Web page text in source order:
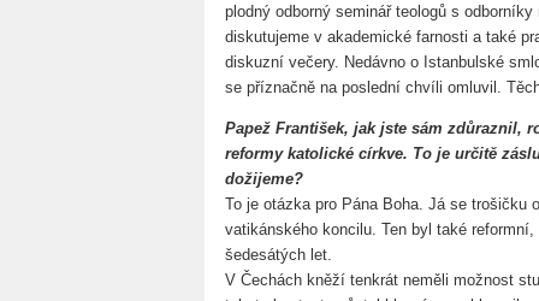
plodný odborný seminář teologů s
diskutujeme v akademické farnosti a také
diskuzní večery. Nedávno o Istanbulské
se příznačně na poslední chvíli omluvil.
Papež František, jak jste sám zdůraznil,
reformy katolické církve. To je určitě
dožijeme?
To je otázka pro Pána Boha. Já se trošičku
vatikánského koncilu. Ten byl také
šedesátých let.
V Čechách kněží tenkrát neměli možnost